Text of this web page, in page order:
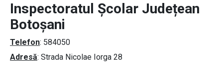
Inspectoratul Școlar Județean
Botoșani
Telefon: 584050
Adresă: Strada Nicolae Iorga 28